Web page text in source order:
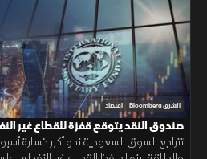
الشرق Bloomberg اقتصاد
صندوق النقد يتوقع قفزة للقطاع
أميركي على إيران
تتراجع السوق السعودية نحو أكبر خسارة